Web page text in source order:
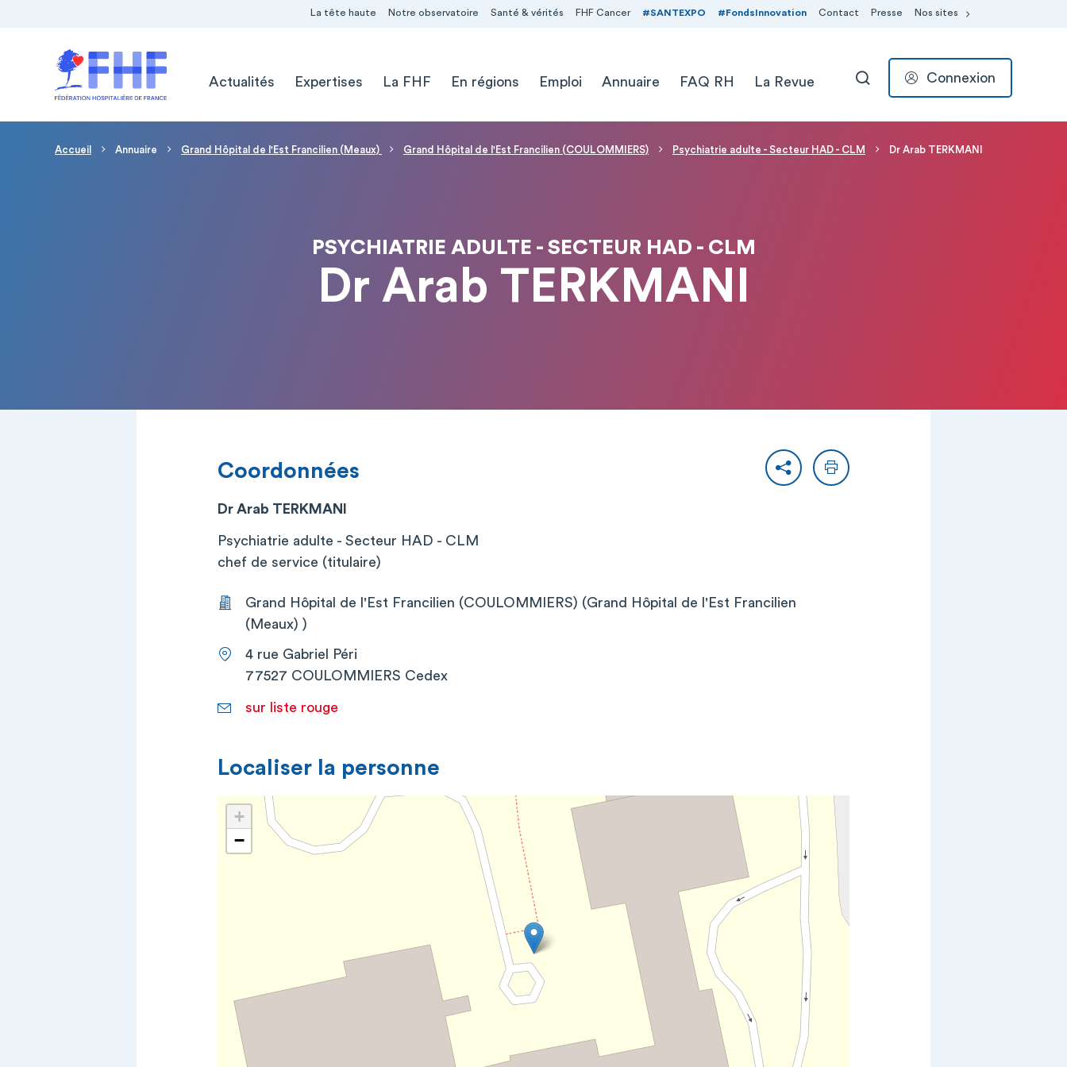
La tête haute Notre observatoire Santé & vérités FHF Cancer #SANTEXPO #FondsInnovation Contact Presse Nos sites
Actualités
Expertises La FHF En régions Emploi Annuaire FAQ RH La Revue RECHERCHER
Connexion
Fil d'Ariane
Accueil Annuaire Grand Hôpital de l'Est Francilien (Meaux) Grand Hôpital de l'Est Francilien (COULOMMIERS) Psychiatrie adulte - Secteur HAD - CLM Dr Arab TERKMANI
PSYCHIATRIE ADULTE - SECTEUR HAD - CLM
Dr Arab TERKMANI
PartagerImprimer
Coordonnées
Dr Arab TERKMANI
Psychiatrie adulte - Secteur HAD - CLM
chef de service (titulaire)
Grand Hôpital de l'Est Francilien (COULOMMIERS) (Grand Hôpital de l'Est Francilien
(Meaux) )
4 rue Gabriel Péri
77527 COULOMMIERS Cedex
sur liste rouge
Localiser la personne
+
−